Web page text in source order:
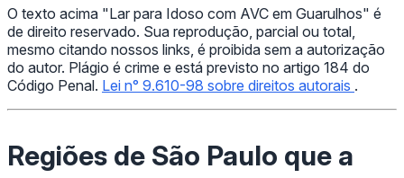
O texto acima "Lar para Idoso com AVC em Guarulhos" é
de direito reservado. Sua reprodução, parcial ou total,
mesmo citando nossos links, é proibida sem a autorização
do autor. Plágio é crime e está previsto no artigo 184 do
Código Penal. Lei n° 9.610-98 sobre direitos autorais .
Regiões de São Paulo que a